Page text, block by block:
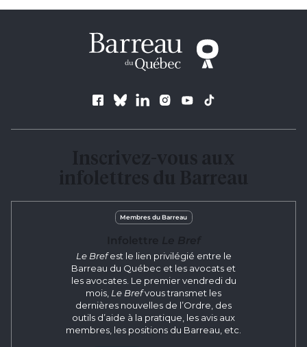
Suivez le Barreau
Membres du Barreau
Le Brefest le lien privilégié entre le
Barreau du Québec et les avocats et
les avocates. Le premier vendredi du
mois, Le Brefvous transmet les
dernières nouvelles de l’Ordre, des
outils d’aide à la pratique, les avis aux
membres, les positions du Barreau, etc.